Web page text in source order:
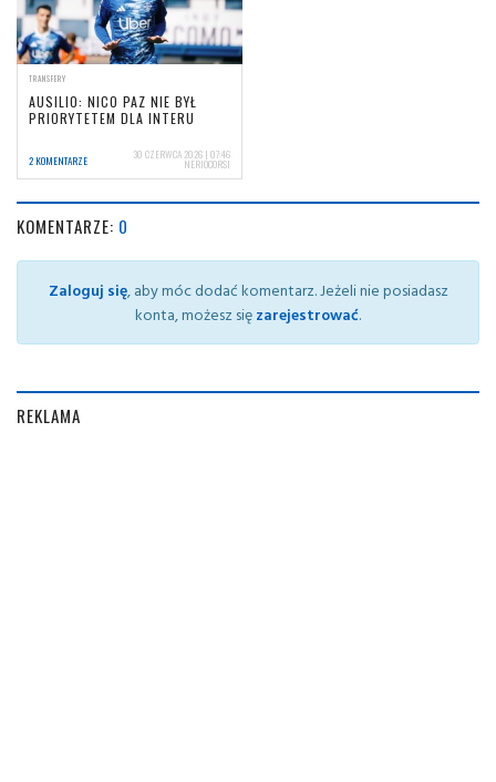
TRANSFERY
AUSILIO: NICO PAZ NIE BYŁ
PRIORYTETEM DLA INTERU
2 KOMENTARZE 30 CZERWCA 2026 | 07:46
NERIOCORSI
KOMENTARZE: 0
Zaloguj się, aby móc dodać komentarz. Jeżeli nie posiadasz
konta, możesz sięzarejestrować.
REKLAMA